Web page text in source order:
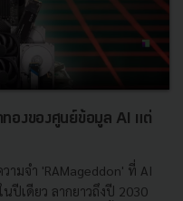
องของศูนย์ข้อมูล AI แต่
มจำ 'RAMageddon' ที่ AI
ปีเดียว ลากยาวถึงปี 2030